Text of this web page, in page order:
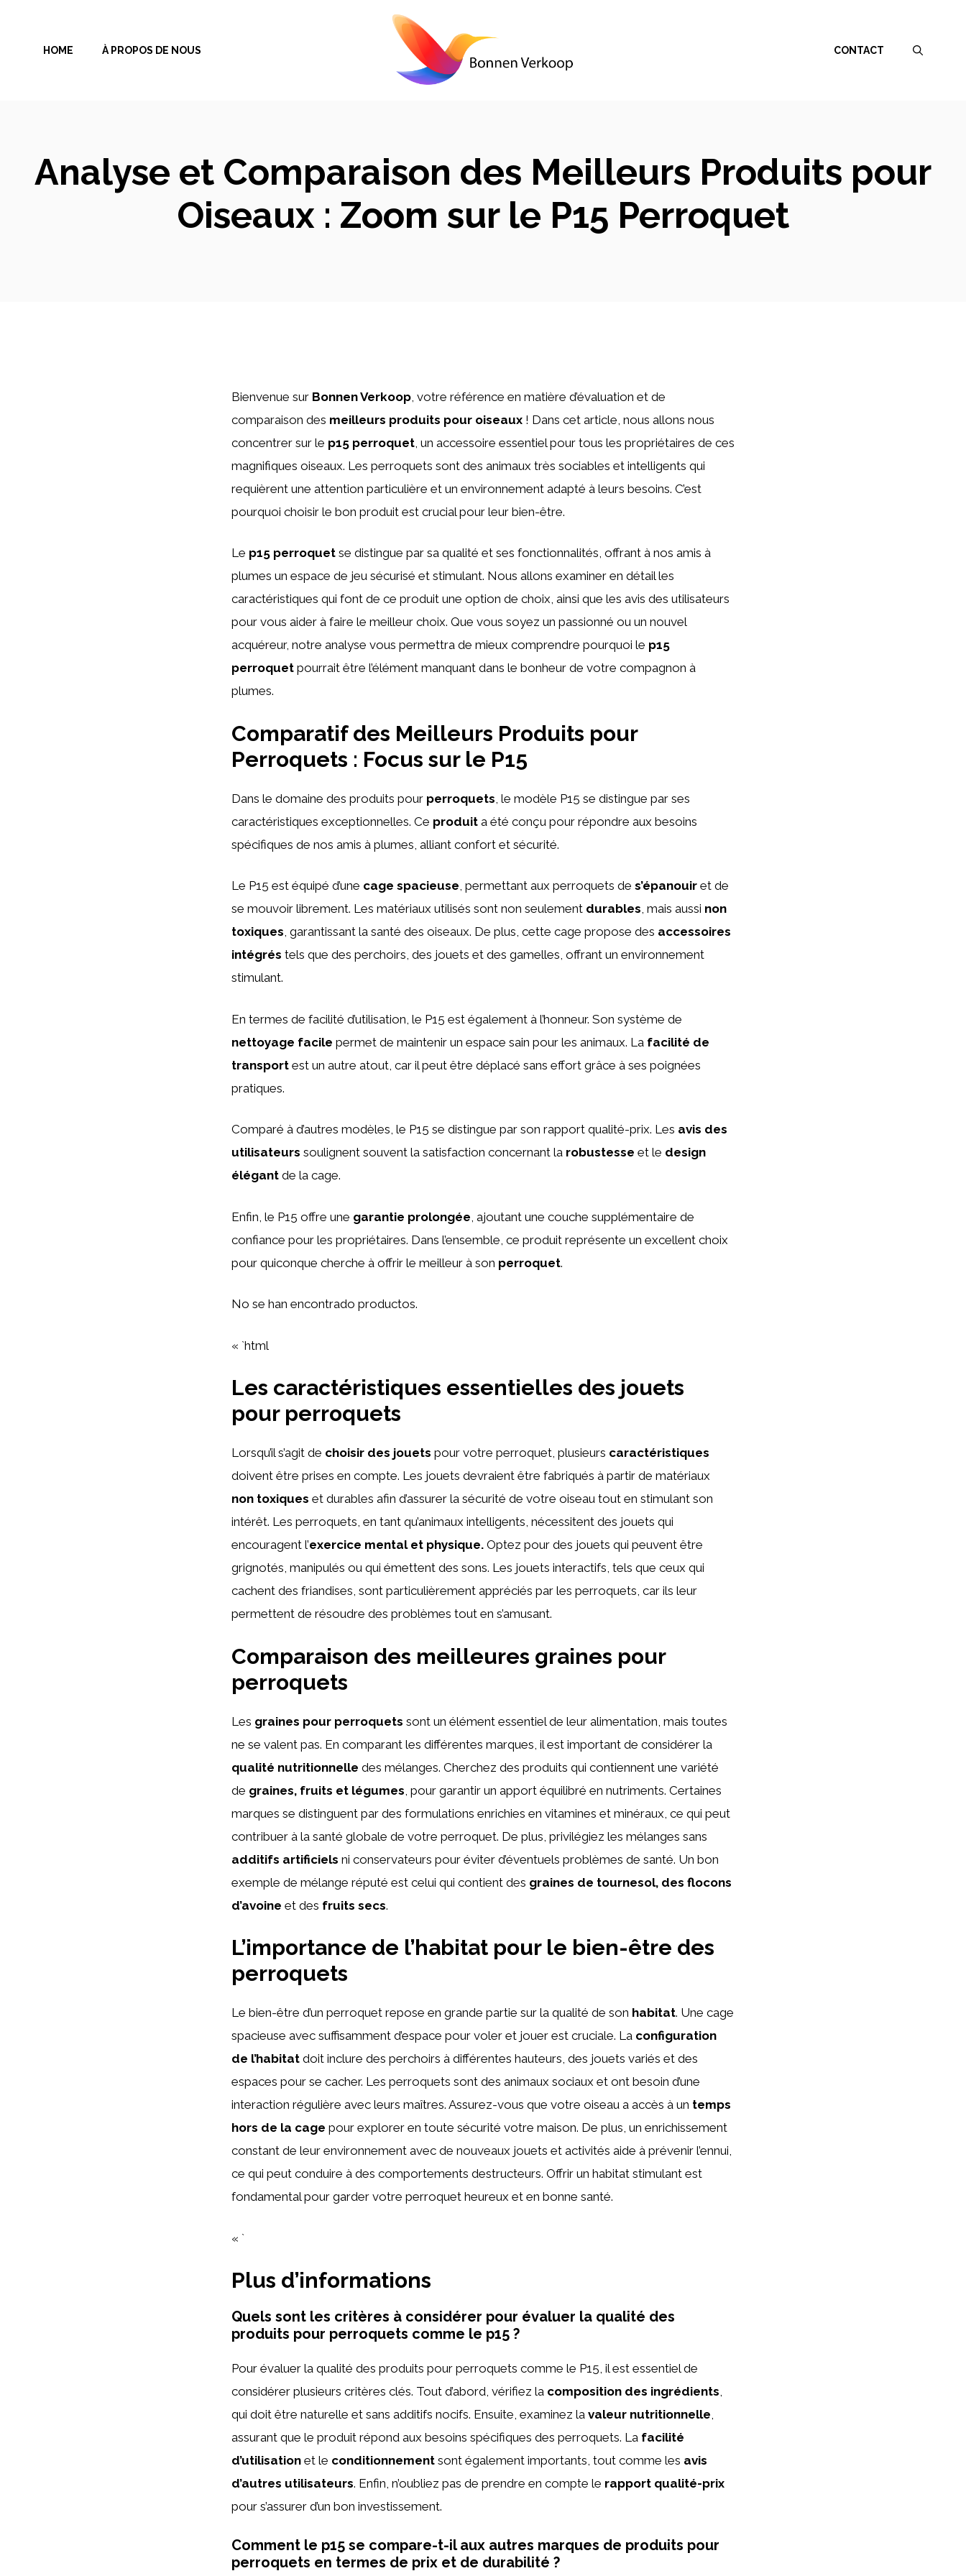
contenuHOME À PROPOS DE NOUS CONTACT
Analyse et Comparaison des Meilleurs Produits pour
Oiseaux : Zoom sur le P15 Perroquet
Bienvenue sur Bonnen Verkoop , votre référence en matière d’évaluation et de
comparaison des meilleurs produits pour oiseaux ! Dans cet article, nous allons nous
concentrer sur le p15 perroquet , un accessoire essentiel pour tous les propriétaires de ces
magnifiques oiseaux. Les perroquets sont des animaux très sociables et intelligents qui
requièrent une attention particulière et un environnement adapté à leurs besoins. C’est
pourquoi choisir le bon produit est crucial pour leur bien-être.
Le p15 perroquet se distingue par sa qualité et ses fonctionnalités, offrant à nos amis à
plumes un espace de jeu sécurisé et stimulant. Nous allons examiner en détail les
caractéristiques qui font de ce produit une option de choix, ainsi que les avis des utilisateurs
pour vous aider à faire le meilleur choix. Que vous soyez un passionné ou un nouvel
acquéreur, notre analyse vous permettra de mieux comprendre pourquoi le p15
perroquet pourrait être l’élément manquant dans le bonheur de votre compagnon à
plumes.
Comparatif des Meilleurs Produits pour
Perroquets : Focus sur le P15
Dans le domaine des produits pour perroquets , le modèle P15 se distingue par ses
caractéristiques exceptionnelles. Ce produit a été conçu pour répondre aux besoins
spécifiques de nos amis à plumes, alliant confort et sécurité.
Le P15 est équipé d’une cage spacieuse, permettant aux perroquets de s’épanouir et de
se mouvoir librement. Les matériaux utilisés sont non seulement durables, mais aussi non
toxiques, garantissant la santé des oiseaux. De plus, cette cage propose des accessoires
intégrés tels que des perchoirs, des jouets et des gamelles, offrant un environnement
stimulant.
En termes de facilité d’utilisation, le P15 est également à l’honneur. Son système de
nettoyage facile permet de maintenir un espace sain pour les animaux. La facilité de
transport est un autre atout, car il peut être déplacé sans effort grâce à ses poignées
pratiques.
Comparé à d’autres modèles, le P15 se distingue par son rapport qualité-prix. Les avis des
utilisateurs soulignent souvent la satisfaction concernant la robustesse et le design
élégant de la cage.
Enfin, le P15 offre une garantie prolongée , ajoutant une couche supplémentaire de
confiance pour les propriétaires. Dans l’ensemble, ce produit représente un excellent choix
pour quiconque cherche à offrir le meilleur à son perroquet.
No se han encontrado productos.
« `html
Les caractéristiques essentielles des jouets
pour perroquets
Lorsqu’il s’agit de choisir des jouets pour votre perroquet, plusieurs caractéristiques
doivent être prises en compte. Les jouets devraient être fabriqués à partir de matériaux
non toxiques et durables afin d’assurer la sécurité de votre oiseau tout en stimulant son
intérêt. Les perroquets, en tant qu’animaux intelligents, nécessitent des jouets qui
encouragent l’exercice mental et physique. Optez pour des jouets qui peuvent être
grignotés, manipulés ou qui émettent des sons. Les jouets interactifs, tels que ceux qui
cachent des friandises, sont particulièrement appréciés par les perroquets, car ils leur
permettent de résoudre des problèmes tout en s’amusant.
Comparaison des meilleures graines pour
perroquets
Les graines pour perroquets sont un élément essentiel de leur alimentation, mais toutes
ne se valent pas. En comparant les différentes marques, il est important de considérer la
qualité nutritionnelle des mélanges. Cherchez des produits qui contiennent une variété
de graines, fruits et légumes , pour garantir un apport équilibré en nutriments. Certaines
marques se distinguent par des formulations enrichies en vitamines et minéraux, ce qui peut
contribuer à la santé globale de votre perroquet. De plus, privilégiez les mélanges sans
additifs artificiels ni conservateurs pour éviter d’éventuels problèmes de santé. Un bon
exemple de mélange réputé est celui qui contient des graines de tournesol, des flocons
d’avoine et des fruits secs.
L’importance de l’habitat pour le bien-être des
perroquets
Le bien-être d’un perroquet repose en grande partie sur la qualité de son habitat. Une cage
spacieuse avec suffisamment d’espace pour voler et jouer est cruciale. La configuration
de l’habitat doit inclure des perchoirs à différentes hauteurs, des jouets variés et des
espaces pour se cacher. Les perroquets sont des animaux sociaux et ont besoin d’une
interaction régulière avec leurs maîtres. Assurez-vous que votre oiseau a accès à un temps
hors de la cage pour explorer en toute sécurité votre maison. De plus, un enrichissement
constant de leur environnement avec de nouveaux jouets et activités aide à prévenir l’ennui,
ce qui peut conduire à des comportements destructeurs. Offrir un habitat stimulant est
fondamental pour garder votre perroquet heureux et en bonne santé.
« `
Plus d’informations
Quels sont les critères à considérer pour évaluer la qualité des
produits pour perroquets comme le p15 ?
Pour évaluer la qualité des produits pour perroquets comme le P15, il est essentiel de
considérer plusieurs critères clés. Tout d’abord, vérifiez la composition des ingrédients,
qui doit être naturelle et sans additifs nocifs. Ensuite, examinez la valeur nutritionnelle,
assurant que le produit répond aux besoins spécifiques des perroquets. La facilité
d’utilisation et le conditionnement sont également importants, tout comme les avis
d’autres utilisateurs. Enfin, n’oubliez pas de prendre en compte le rapport qualité-prix
pour s’assurer d’un bon investissement.
Comment le p15 se compare-t-il aux autres marques de produits pour
perroquets en termes de prix et de durabilité ?